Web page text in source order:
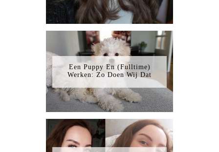
Een Puppy En (Fulltime)
Werken: Zo Doen Wij Dat